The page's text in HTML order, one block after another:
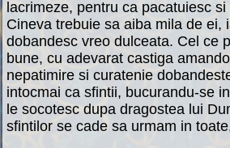
lacrimeze, pentru ca pacatuiesc
Cineva trebuie sa aiba mila de ei,
dobandesc vreo dulceata. Cel ce
bune, cu adevarat castiga
nepatimire si curatenie
intocmai ca sfintii, bucurandu-se
le socotesc dupa dragostea lui
sfintilor se cade sa urmam in